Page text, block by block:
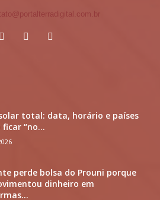
total: data, horário e países
ficar “no...
perde bolsa do Prouni porque
dinheiro em